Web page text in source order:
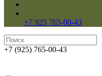
+7 925 765-00-43
+7 (925) 765-00-43